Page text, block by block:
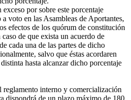
por sobre este porcentaje
voto en las Asambleas de Aportantes,
efectos de los quórum de constitución
de que exista un acuerdo de
cada una de las partes de dicho
salvo que éstas acordaren
hasta alcanzar dicho porcentaje
interno y comercialización
dispondrá de un plazo máximo de 180